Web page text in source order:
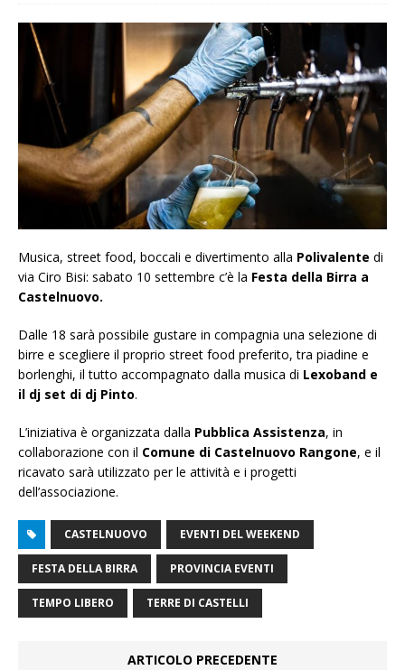
Musica, street food, boccali e divertimento alla Polivalente di
via Ciro Bisi: sabato 10 settembre c’è la Festa della Birra a
Castelnuovo.
Dalle 18 sarà possibile gustare in compagnia una selezione di
birre e scegliere il proprio street food preferito, tra piadine e
borlenghi, il tutto accompagnato dalla musica di Lexoband e
il dj set di dj Pinto.
L’iniziativa è organizzata dalla Pubblica Assistenza, in
collaborazione con il Comune di Castelnuovo Rangone, e il
ricavato sarà utilizzato per le attività e i progetti
dell’associazione.
CASTELNUOVO EVENTI DEL WEEKEND
FESTA DELLA BIRRA PROVINCIA EVENTI
TEMPO LIBERO TERRE DI CASTELLI
ARTICOLO PRECEDENTE